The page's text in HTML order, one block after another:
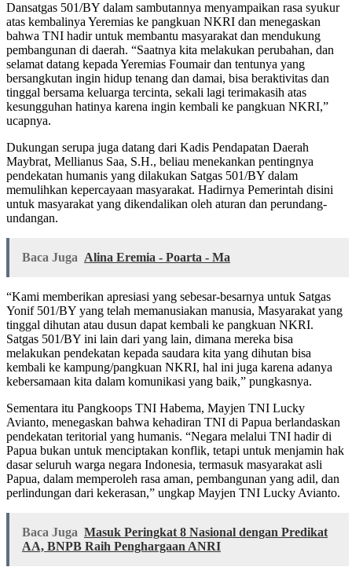
Dansatgas 501/BY dalam sambutannya menyampaikan rasa syukur
atas kembalinya Yeremias ke pangkuan NKRI dan menegaskan
bahwa TNI hadir untuk membantu masyarakat dan mendukung
pembangunan di daerah. “Saatnya kita melakukan perubahan, dan
selamat datang kepada Yeremias Foumair dan tentunya yang
bersangkutan ingin hidup tenang dan damai, bisa beraktivitas dan
tinggal bersama keluarga tercinta, sekali lagi terimakasih atas
kesungguhan hatinya karena ingin kembali ke pangkuan NKRI,”
ucapnya.
Dukungan serupa juga datang dari Kadis Pendapatan Daerah
Maybrat, Mellianus Saa, S.H., beliau menekankan pentingnya
pendekatan humanis yang dilakukan Satgas 501/BY dalam
memulihkan kepercayaan masyarakat. Hadirnya Pemerintah disini
untuk masyarakat yang dikendalikan oleh aturan dan perundang-
undangan.
Baca Juga Alina Eremia - Poarta - Ma
“Kami memberikan apresiasi yang sebesar-besarnya untuk Satgas
Yonif 501/BY yang telah memanusiakan manusia, Masyarakat yang
tinggal dihutan atau dusun dapat kembali ke pangkuan NKRI.
Satgas 501/BY ini lain dari yang lain, dimana mereka bisa
melakukan pendekatan kepada saudara kita yang dihutan bisa
kembali ke kampung/pangkuan NKRI, hal ini juga karena adanya
kebersamaan kita dalam komunikasi yang baik,” pungkasnya.
Sementara itu Pangkoops TNI Habema, Mayjen TNI Lucky
Avianto, menegaskan bahwa kehadiran TNI di Papua berlandaskan
pendekatan teritorial yang humanis. “Negara melalui TNI hadir di
Papua bukan untuk menciptakan konflik, tetapi untuk menjamin hak
dasar seluruh warga negara Indonesia, termasuk masyarakat asli
Papua, dalam memperoleh rasa aman, pembangunan yang adil, dan
perlindungan dari kekerasan,” ungkap Mayjen TNI Lucky Avianto.
Baca Juga Masuk Peringkat 8 Nasional dengan Predikat
AA, BNPB Raih Penghargaan ANRI